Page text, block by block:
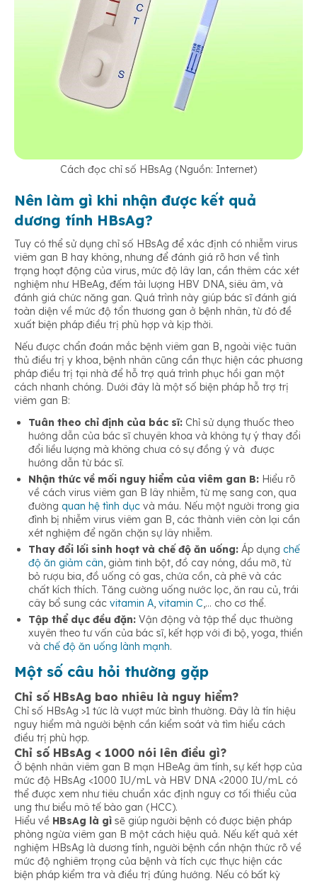
Cách đọc chỉ số HBsAg (Nguồn: Internet)
Nên làm gì khi nhận được kết quả
dương tính HBsAg?
Tuy có thể sử dụng chỉ số HBsAg để xác định có nhiễm virus
viêm gan B hay không, nhưng để đánh giá rõ hơn về tình
trạng hoạt động của virus, mức độ lây lan, cần thêm các xét
nghiệm như HBeAg, đếm tải lượng HBV DNA, siêu âm, và
đánh giá chức năng gan. Quá trình này giúp bác sĩ đánh giá
toàn diện về mức độ tổn thương gan ở bệnh nhân, từ đó đề
xuất biện pháp điều trị phù hợp và kịp thời.
Nếu được chẩn đoán mắc bệnh viêm gan B, ngoài việc tuân
thủ điều trị y khoa, bệnh nhân cũng cần thực hiện các phương
pháp điều trị tại nhà để hỗ trợ quá trình phục hồi gan một
cách nhanh chóng. Dưới đây là một số biện pháp hỗ trợ trị
viêm gan B:
Tuân theo chỉ định của bác sĩ: Chỉ sử dụng thuốc theo
hướng dẫn của bác sĩ chuyên khoa và không tự ý thay đổi
đổi liều lượng mà không chưa có sự đồng ý và được
hướng dẫn từ bác sĩ.
Nhận thức về mối nguy hiểm của viêm gan B: Hiểu rõ
về cách virus viêm gan B lây nhiễm, từ mẹ sang con, qua
đường quan hệ tình dục và máu. Nếu một người trong gia
đình bị nhiễm virus viêm gan B, các thành viên còn lại cần
xét nghiệm để ngăn chặn sự lây nhiễm.
Thay đổi lối sinh hoạt và chế độ ăn uống: Áp dụng chế
độ ăn giảm cân, giảm tinh bột, đồ cay nóng, dầu mỡ, từ
bỏ rượu bia, đồ uống có gas, chứa cồn, cà phê và các
chất kích thích. Tăng cường uống nước lọc, ăn rau củ, trái
cây bổ sung các vitamin A, vitamin C,… cho cơ thể.
Tập thể dục đều đặn: Vận động và tập thể dục thường
xuyên theo tư vấn của bác sĩ, kết hợp với đi bộ, yoga, thiền
và chế độ ăn uống lành mạnh.
Một số câu hỏi thường gặp
Chỉ số HBsAg bao nhiêu là nguy hiểm?
Chỉ số HBsAg >1 tức là vượt mức bình thường. Đây là tín hiệu
nguy hiểm mà người bệnh cần kiểm soát và tìm hiểu cách
điều trị phù hợp.
Chỉ số HBsAg < 1000 nói lên điều gì?
Ở bệnh nhân viêm gan B mạn HBeAg âm tính, sự kết hợp của
mức độ HBsAg <1000 IU/mL và HBV DNA <2000 IU/mL có
thể được xem như tiêu chuẩn xác định nguy cơ tối thiểu của
ung thư biểu mô tế bào gan (HCC).
Hiểu về HBsAg là gì sẽ giúp người bệnh có được biện pháp
phòng ngừa viêm gan B một cách hiệu quả. Nếu kết quả xét
nghiệm HBsAg là dương tính, người bệnh cần nhận thức rõ về
mức độ nghiêm trọng của bệnh và tích cực thực hiện các
biện pháp kiểm tra và điều trị đúng hướng. Nếu có bất kỳ